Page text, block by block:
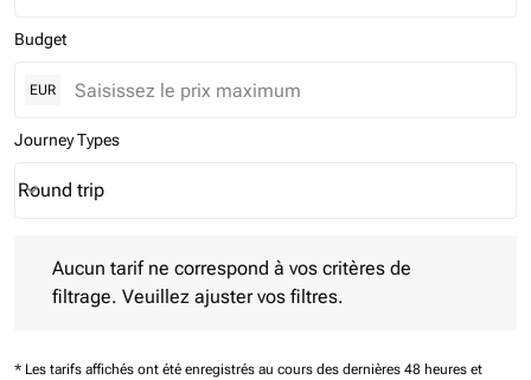
Budget
EUR
Journey Types
Journey Types option Round trip Selected
Round trip
keyboard_arrow_down
Aucun tarif ne correspond à vos critères de
filtrage. Veuillez ajuster vos filtres.
* Les tarifs affichés ont été enregistrés au cours des dernières 48 heures et